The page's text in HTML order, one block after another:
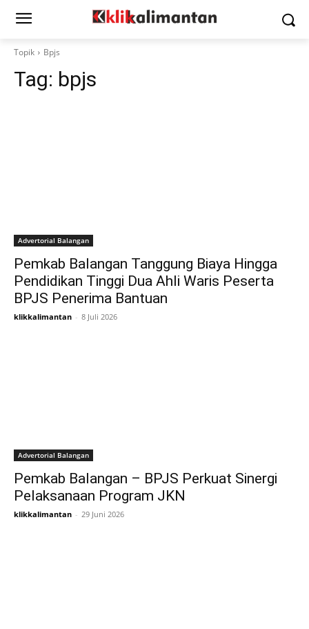
Topik Bpjs
Tag: bpjs
Advertorial Balangan
Pemkab Balangan Tanggung Biaya Hingga
Pendidikan Tinggi Dua Ahli Waris Peserta
BPJS Penerima Bantuan
klikkalimantan - 8 Juli 2026
Advertorial Balangan
Pemkab Balangan – BPJS Perkuat Sinergi
Pelaksanaan Program JKN
klikkalimantan - 29 Juni 2026